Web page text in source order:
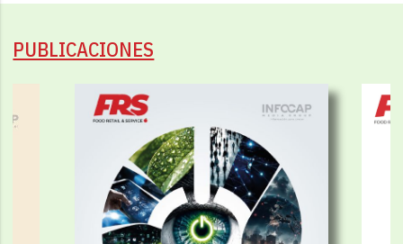
PUBLICACIONES